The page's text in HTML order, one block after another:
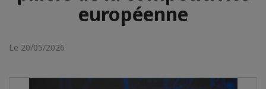
européenne
Le 20/05/2026